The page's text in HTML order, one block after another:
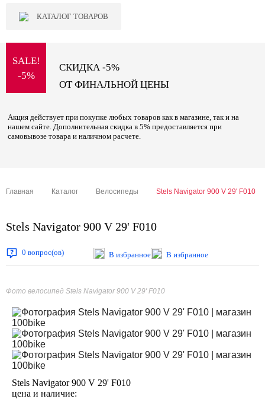
КАТАЛОГ ТОВАРОВ
SALE!
-5%
СКИДКА -5%
ОТ ФИНАЛЬНОЙ ЦЕНЫ
Акция действует при покупке любых товаров как в магазине, так и на
нашем сайте. Дополнительная скидка в 5% предоставляется при
самовывозе товара и наличном расчете.
Главная Каталог Велосипеды Stels Navigator 900 V 29' F010
Stels Navigator 900 V 29' F010
0 вопрос(ов) В избранное В избранное
Фото велосипед Stels Navigator 900 V 29' F010
Stels Navigator 900 V 29' F010
цена и наличие: